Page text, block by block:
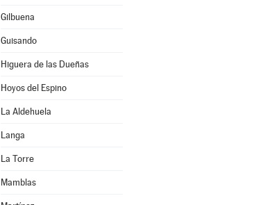
Gilbuena
Guisando
Higuera de las Dueñas
Hoyos del Espino
La Aldehuela
Langa
La Torre
Mamblas